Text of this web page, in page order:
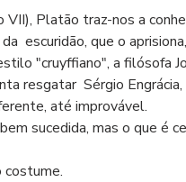
VII), Platão traz-nos a
escuridão, que o
"cruyffiano", a filósofa
resgatar  Sérgio
até improvável.
sucedida, mas o que é
costume.